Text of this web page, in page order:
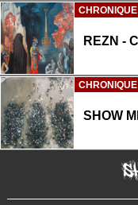
CHRONIQUE
REZN -
CHRONIQUE
SHOW